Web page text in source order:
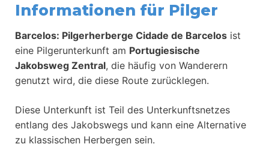
Informationen für Pilger
Barcelos: Pilgerherberge Cidade de Barcelos ist
eine Pilgerunterkunft am Portugiesische
Jakobsweg Zentral, die häufig von Wanderern
genutzt wird, die diese Route zurücklegen.
Diese Unterkunft ist Teil des Unterkunftsnetzes
entlang des Jakobswegs und kann eine Alternative
zu klassischen Herbergen sein.